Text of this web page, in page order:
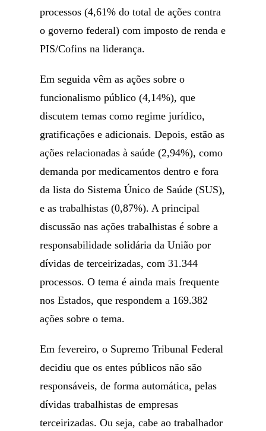
processos (4,61% do total de ações contra
o governo federal) com imposto de renda e
PIS/Cofins na liderança.
Em seguida vêm as ações sobre o
funcionalismo público (4,14%), que
discutem temas como regime jurídico,
gratificações e adicionais. Depois, estão as
ações relacionadas à saúde (2,94%), como
demanda por medicamentos dentro e fora
da lista do Sistema Único de Saúde (SUS),
e as trabalhistas (0,87%). A principal
discussão nas ações trabalhistas é sobre a
responsabilidade solidária da União por
dívidas de terceirizadas, com 31.344
processos. O tema é ainda mais frequente
nos Estados, que respondem a 169.382
ações sobre o tema.
Em fevereiro, o Supremo Tribunal Federal
decidiu que os entes públicos não são
responsáveis, de forma automática, pelas
dívidas trabalhistas de empresas
terceirizadas. Ou seja, cabe ao trabalhador